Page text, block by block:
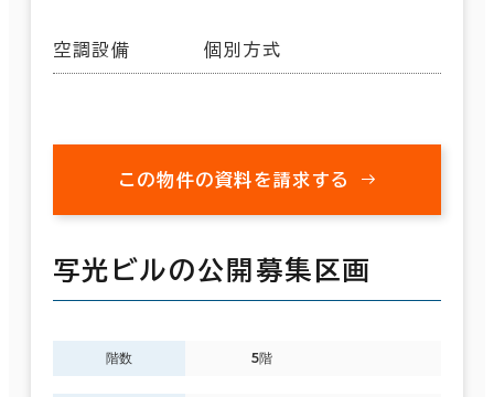
空調設備 個別方式
この物件の資料を請求する
写光ビルの公開募集区画
階数 5階